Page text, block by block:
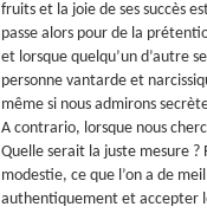
fruits et la joie de ses succès
passe alors pour de la
et lorsque quelqu’un d’autre
personne vantarde et
même si nous admirons
A contrario, lorsque nous
Quelle serait la juste mesure
modestie, ce que l’on a de
authentiquement et accepter